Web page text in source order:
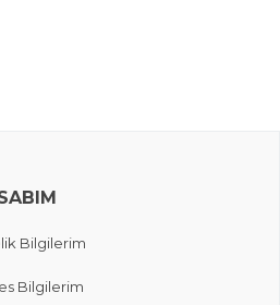
Bilgilerim
Bilgilerim